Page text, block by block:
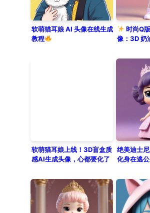
background, the image
high-end designer toy vibe.
软萌猫耳娘 AI 头像在线生成
教程
时尚Q
像：3D 奶
软萌猫耳娘上线！3D盲盒质
感AI生成头像，心都要化了
绝美迪士
化身在逃